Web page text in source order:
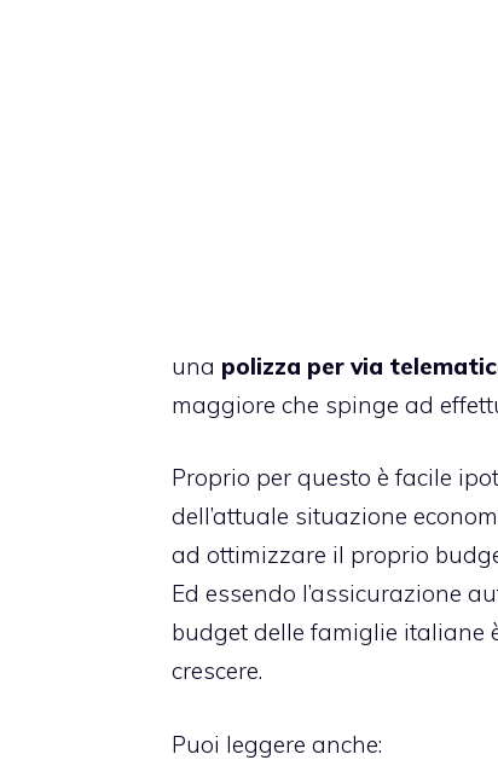
una polizza per via
maggiore che spinge ad
Proprio per questo è facile
dell’attuale situazione
ad ottimizzare il proprio
Ed essendo l’assicurazione
budget delle famiglie italiane
crescere.
Puoi leggere anche: